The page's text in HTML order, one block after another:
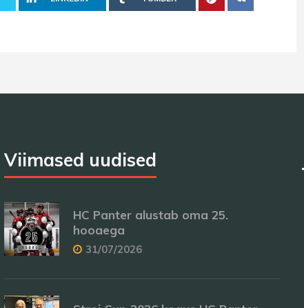
Viimased uudised
HC Panter alustab oma 25.
hooaega
31/07/2026